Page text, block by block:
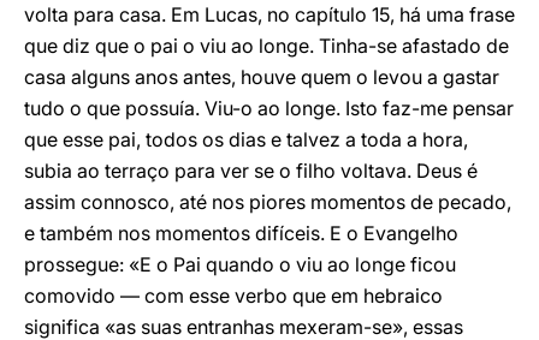
volta para casa. Em Lucas, no capítulo 15, há uma frase
que diz que o pai o viu ao longe. Tinha-se afastado de
casa alguns anos antes, houve quem o levou a gastar
tudo o que possuía. Viu-o ao longe. Isto faz-me pensar
que esse pai, todos os dias e talvez a toda a hora,
subia ao terraço para ver se o filho voltava. Deus é
assim connosco, até nos piores momentos de pecado,
e também nos momentos difíceis. E o Evangelho
prossegue: «E o Pai quando o viu ao longe ficou
comovido — com esse verbo que em hebraico
significa «as suas entranhas mexeram-se», essas